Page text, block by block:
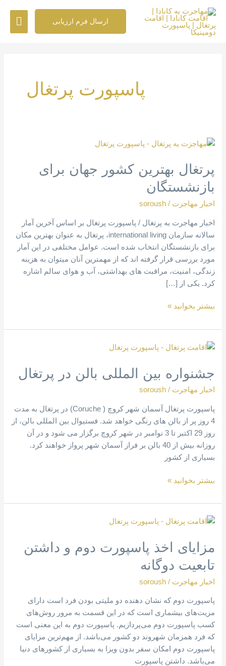
محتوا
ارسال فرم ارزیابی
پاسپورت پرتغال
پرتغال بهترین کشور جهان برای
بازنشستگان
اخبار مهاجرت /
soroush
اخبار مهاجرت به پرتغال / پاسپورت پرتغال بر اساس آخرین آمار
سالانه سازمان international living، پرتغال به عنوان بهترین مکان
برای بازنشستگان انتخاب شده است. عوامل مختلفی در این آمار
مورد بررسی قرار گرفته اند که از مهمترین آنان میتوان به هزینه
زندگی، امنیت، مراقبت های بهداشتی، آب و هوای سالم اشاره
کرد. یکی از […]
پرتغال
کشور
جهان
برای
بازنشستگان
بیشتر بخوانید »
جشنواره بین المللی بالن در پرتغال
اخبار مهاجرت /
soroush
پاسپورت پرتغال آسمان شهر کروچ ( Coruche) در پرتغال به مدت
4 روز پر از بالن های رنگی خواهد شد. فستیوال بین المللی بالن، از
روز 29 اکتبر تا 3 نوامبر در شهر کروچ برگزار می شود و در آن
روزانه بیش از 40 بالن بر فراز آسمان شهر پرواز خواهند کرد.
بسیاری از کشور
جشنواره
المللی
بالن
در
پرتغال
بیشتر بخوانید »
مزایای اخذ پاسپورت دوم و داشتن
تابعیت دوگانه
اخبار مهاجرت /
soroush
پاسپورت دوم که نشان دهنده دو ملیتی بودن فرد است دارای
مزیت‌های بیشماری است که در این قسمت به مرور روش‌های
کسب پاسپورت دوم می‌پردازیم. پاسپورت دوم به این معنی است
که فرد همزمان شهروند دو کشور می‌باشد. از مهم‌ترین مزایای
پاسپورت دوم امکان سفر بدون ویزا به بسیاری از کشورهای دنیا
می‌باشد. داشتن پاسپورت
مزایای
پاسپورت
دوم
و
داشتن
دوگانه